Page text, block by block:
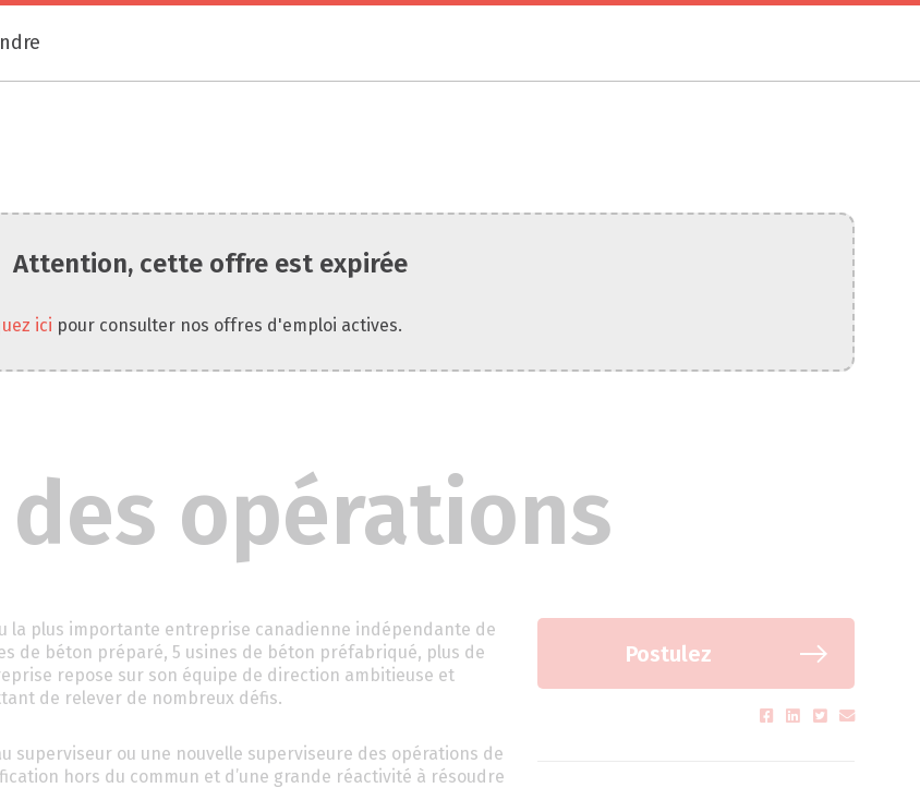
Attention, cette offre est expirée
ici pour consulter nos offres d'emploi actives.
opérations
la plus importante entreprise canadienne indépendante de
de béton préparé, 5 usines de béton préfabriqué, plus de
repose sur son équipe de direction ambitieuse et
de relever de nombreux défis.
superviseur ou une nouvelle superviseure des opérations de
hors du commun et d’une grande réactivité à résoudre
Postulez